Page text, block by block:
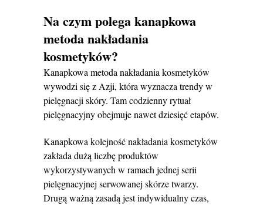
Na czym polega kanapkowa
metoda nakładania
kosmetyków?
Kanapkowa metoda nakładania kosmetyków
wywodzi się z Azji, która wyznacza trendy w
pielęgnacji skóry. Tam codzienny rytuał
pielęgnacyjny obejmuje nawet dziesięć etapów.
Kanapkowa kolejność nakładania kosmetyków
zakłada dużą liczbę produktów
wykorzystywanych w ramach jednej serii
pielęgnacyjnej serwowanej skórze twarzy.
Drugą ważną zasadą jest indywidualny czas,